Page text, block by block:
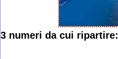
3 numeri da cui ripartire: